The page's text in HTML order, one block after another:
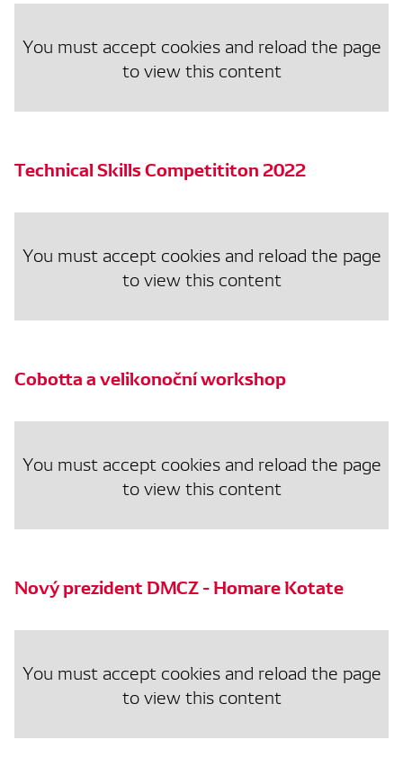
You must accept cookies and reload the page
to view this content
Technical Skills Competititon 2022
You must accept cookies and reload the page
to view this content
Cobotta a velikonoční workshop
You must accept cookies and reload the page
to view this content
Nový prezident DMCZ - Homare Kotate
You must accept cookies and reload the page
to view this content